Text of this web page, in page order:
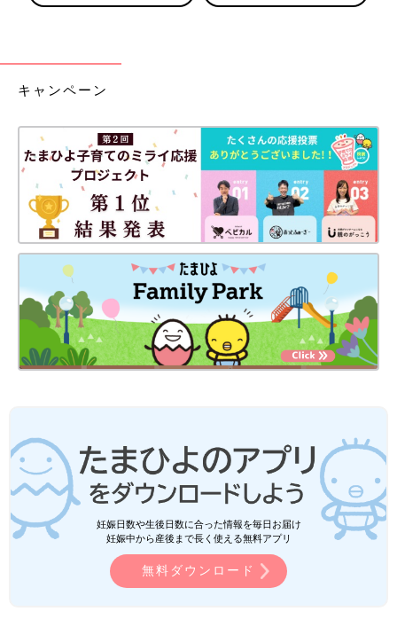
キャンペーン
妊娠日数や生後日数に合った情報を毎日お届け
妊娠中から産後まで長く使える無料アプリ
無料ダウンロード